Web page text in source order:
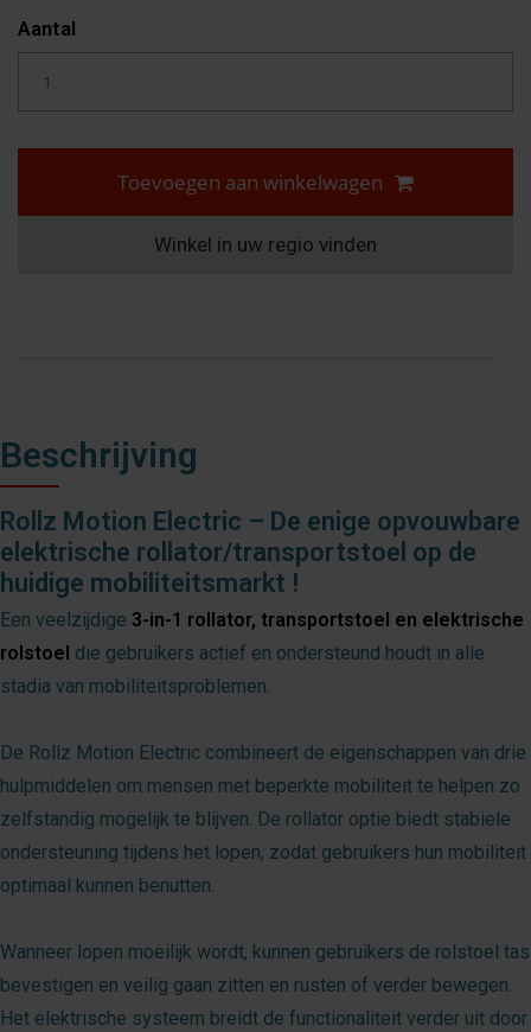
Aantal
Toevoegen aan winkelwagen
Winkel in uw regio vinden
Beschrijving
Rollz Motion Electric – De enige opvouwbare
elektrische rollator/transportstoel op de
huidige mobiliteitsmarkt !
Een veelzijdige 3-in-1 rollator, transportstoel en elektrische
rolstoel die gebruikers actief en ondersteund houdt in alle
stadia van mobiliteitsproblemen.
De Rollz Motion Electric combineert de eigenschappen van drie
hulpmiddelen om mensen met beperkte mobiliteit te helpen zo
zelfstandig mogelijk te blijven. De rollator optie biedt stabiele
ondersteuning tijdens het lopen, zodat gebruikers hun mobiliteit
optimaal kunnen benutten.
Wanneer lopen moeilijk wordt, kunnen gebruikers de rolstoel tas
bevestigen en veilig gaan zitten en rusten of verder bewegen.
Het elektrische systeem breidt de functionaliteit verder uit door